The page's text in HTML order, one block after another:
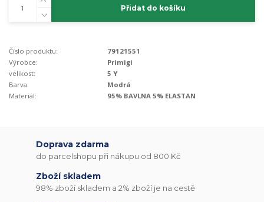
Přidat do košíku
Číslo produktu:
79121551
Výrobce:
Primigi
velikost:
5 Y
Barva:
Modrá
Materiál:
95% BAVLNA 5% ELASTAN
Doprava zdarma
do parcelshopu při nákupu od 800 Kč
Zboží skladem
98% zboží skladem a 2% zboží je na cestě